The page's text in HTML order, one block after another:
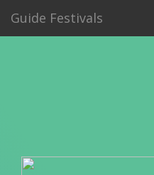
Guide Festivals